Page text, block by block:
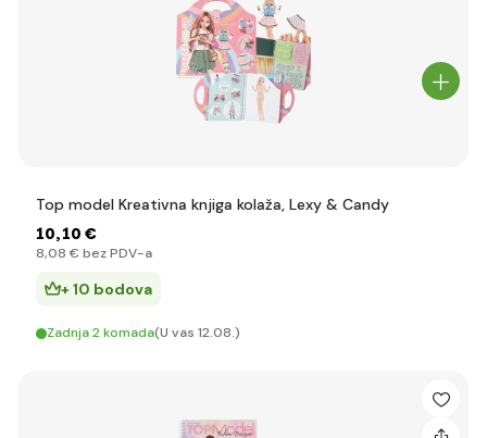
Top model Kreativna knjiga kolaža, Lexy & Candy
10,10 €
8,08 € bez PDV-a
+ 10 bodova
Zadnja 2 komada(U vas 12.08.)